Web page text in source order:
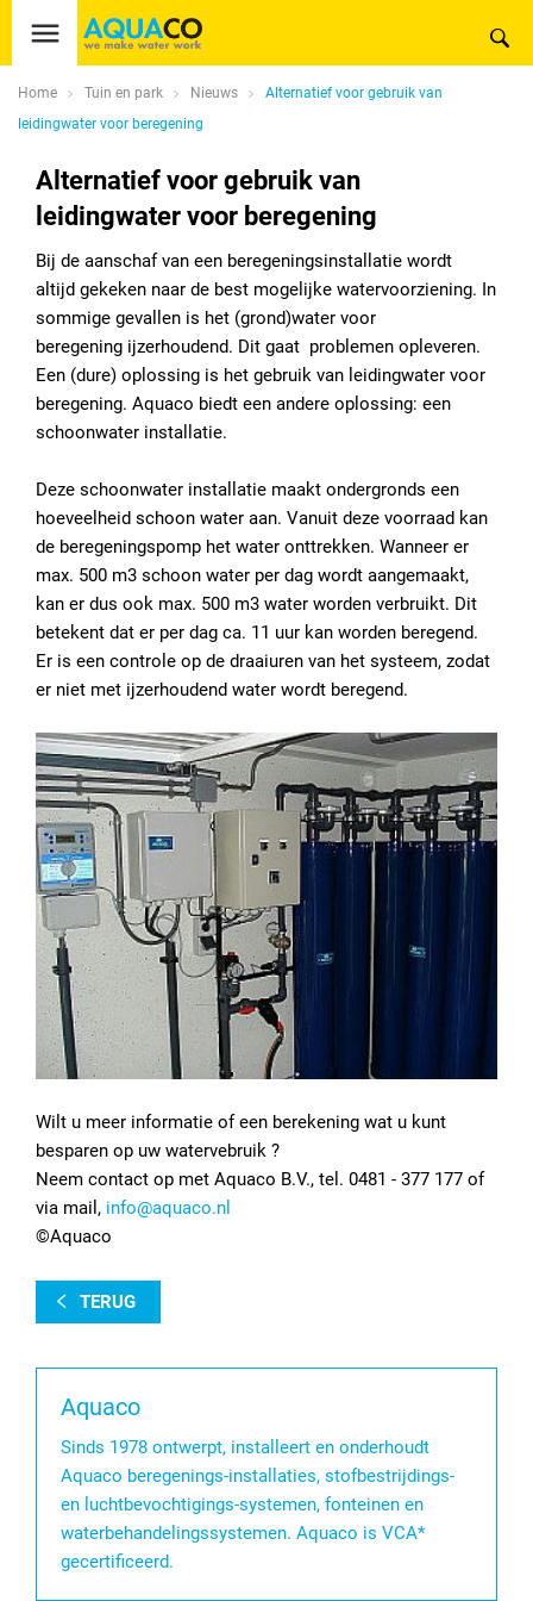
Home Tuin en park Nieuws
Alternatief voor gebruik van
leidingwater voor beregening
Alternatief voor gebruik van
leidingwater voor beregening
Bij de aanschaf van een beregeningsinstallatie wordt
altijd gekeken naar de best mogelijke watervoorziening. In
sommige gevallen is het (grond)water voor
beregening ijzerhoudend. Dit gaat problemen opleveren.
Een (dure) oplossing is het gebruik van leidingwater voor
beregening. Aquaco biedt een andere oplossing: een
schoonwater installatie.
Deze schoonwater installatie maakt ondergronds een
hoeveelheid schoon water aan. Vanuit deze voorraad kan
de beregeningspomp het water onttrekken. Wanneer er
max. 500 m3 schoon water per dag wordt aangemaakt,
kan er dus ook max. 500 m3 water worden verbruikt. Dit
betekent dat er per dag ca. 11 uur kan worden beregend.
Er is een controle op de draaiuren van het systeem, zodat
er niet met ijzerhoudend water wordt beregend.
Wilt u meer informatie of een berekening wat u kunt
besparen op uw watervebruik ?
Neem contact op met Aquaco B.V., tel. 0481 - 377 177 of
via mail, info@aquaco.nl
©Aquaco
TERUG
Aquaco
Sinds 1978 ontwerpt, installeert en onderhoudt
Aquaco beregenings-installaties, stofbestrijdings-
en luchtbevochtigings-systemen, fonteinen en
waterbehandelingssystemen. Aquaco is VCA*
gecertificeerd.